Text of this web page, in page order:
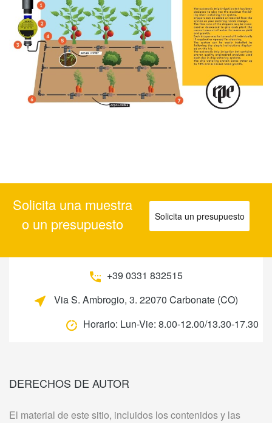
Solicita una muestra
o un presupuesto
Solicita un presupuesto
+39 0331 832515
Via S. Ambrogio, 3. 22070 Carbonate (CO)
Horario: Lun-Vie: 8.00-12.00/13.30-17.30
DERECHOS DE AUTOR
El material de este sitio, incluidos los contenidos y las